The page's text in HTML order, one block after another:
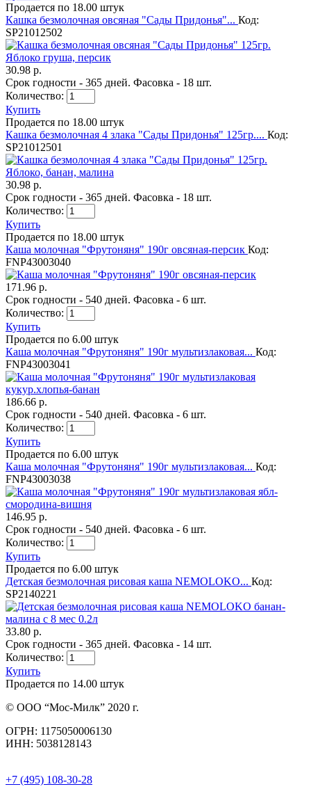
Продается по 18.00 штук
Кашка безмолочная овсяная "Сады Придонья"... Код:
SP21012502
30.98 р.
Срок годности - 365 дней. Фасовка - 18 шт.
Количество:
Купить
Продается по 18.00 штук
Кашка безмолочная 4 злака "Сады Придонья" 125гр.... Код:
SP21012501
30.98 р.
Срок годности - 365 дней. Фасовка - 18 шт.
Количество:
Купить
Продается по 18.00 штук
Каша молочная "Фрутоняня" 190г овсяная-персик Код:
FNP43003040
171.96 р.
Срок годности - 540 дней. Фасовка - 6 шт.
Количество:
Купить
Продается по 6.00 штук
Каша молочная "Фрутоняня" 190г мультизлаковая... Код:
FNP43003041
186.66 р.
Срок годности - 540 дней. Фасовка - 6 шт.
Количество:
Купить
Продается по 6.00 штук
Каша молочная "Фрутоняня" 190г мультизлаковая... Код:
FNP43003038
146.95 р.
Срок годности - 540 дней. Фасовка - 6 шт.
Количество:
Купить
Продается по 6.00 штук
Детская безмолочная рисовая каша NEMOLOKO... Код:
SP2140221
33.80 р.
Срок годности - 365 дней. Фасовка - 14 шт.
Количество:
Купить
Продается по 14.00 штук
© ООО “Мос-Милк” 2020 г.
ОГРН: 1175050006130
ИНН: 5038128143
+7 (495) 108-30-28